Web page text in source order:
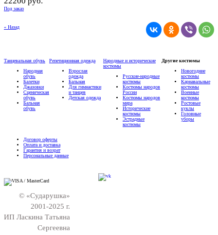
Под заказ
« Назад
Танцевальная обувь
Народная
обувь
Балетки
Джазовки
Сценическая
обувь
Бальная
обувь
Репетиционная одежда
Взрослая
одежда
Бальная
Для гимнастики
и танцев
Детская одежда
Народные и исторические
костюмы
Русские-народные
костюмы
Костюмы народов
России
Костюмы народов
мира
Исторические
костюмы
Эстрадные
костюмы
Другие костюмы
Новогодние
костюмы
Карнавальные
костюмы
Военные
костюмы
Ростовые
куклы
Головные
уборы
Договор оферты
Оплата и доставка
Гарантия и возрат
Персональные данные
© «Сударушка»
2001-2025 г.
ИП Ласкина Татьяна
Сергеевна